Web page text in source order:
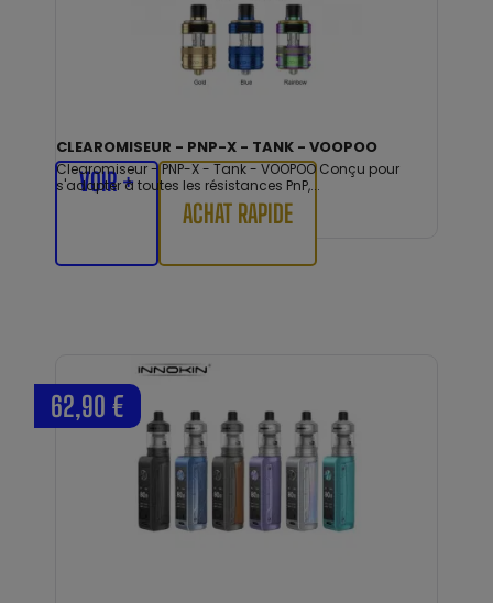
CLEAROMISEUR - PNP-X - TANK - VOOPOO
Clearomiseur - PNP-X - Tank - VOOPOO Conçu pour
s'adapter à toutes les résistances PnP,...
VOIR +
ACHAT RAPIDE
62,90 €